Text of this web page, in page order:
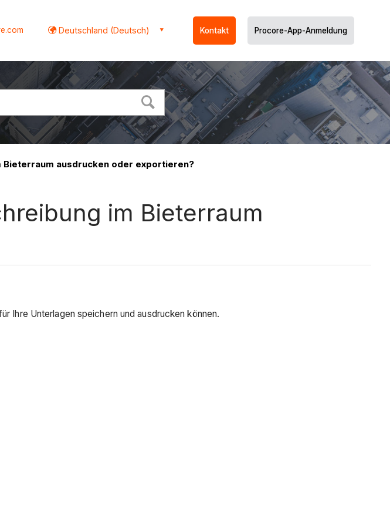
Deutschland (Deutsch) Kontakt Procore-App-Anmeldung
Bieterraum ausdrucken oder exportieren?
im Bieterraum
Ihre Unterlagen speichern und ausdrucken können.